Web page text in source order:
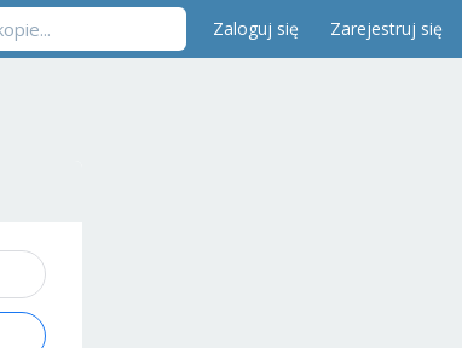
Zaloguj się Zarejestruj się